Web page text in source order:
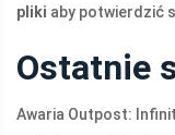
pliki aby potwierdzić
Ostatnie
Awaria Outpost: